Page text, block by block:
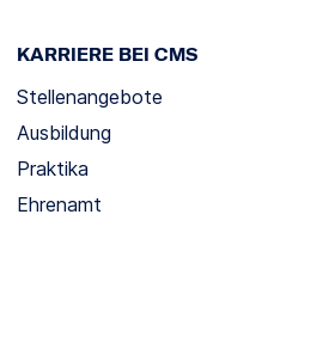
KARRIERE BEI CMS
Stellenangebote
Ausbildung
Praktika
Ehrenamt